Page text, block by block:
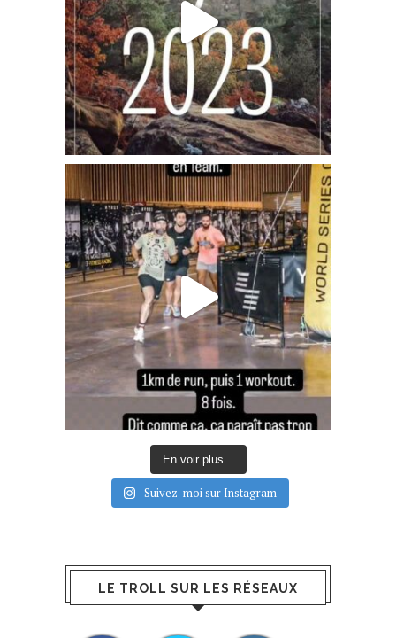
En voir plus...
Suivez-moi sur Instagram
LE TROLL SUR LES RÉSEAUX